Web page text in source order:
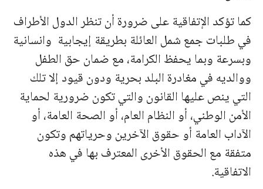
كما تؤكد الإتفاقية على ضرورة أن تنظر الدول الأطراف
في طلبات جمع شمل العائلة بطريقة إيجابية وانسانية
وبسرعة وبما يحفظ الكرامة، مع ضمان حق الطفل
ووالديه في مغادرة البلد بحرية ودون قيود إلا تلك
التي ينص عليها القانون والتي تكون ضرورية لحماية
الأمن الوطني، أو النظام العام، أو الصحة العامة، أو
الآداب العامة أو حقوق الآخرين وحرياتهم وتكون
متفقة مع الحقوق الأخرى المعترف بها في هذه
الاتفاقية.